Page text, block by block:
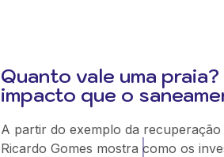
Quanto vale uma
impacto que o
A partir do exemplo da recuperação
Ricardo Gomes mostra como os